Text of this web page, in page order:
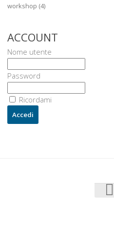
workshop (4)
ACCOUNT
Nome utente
Password
Ricordami